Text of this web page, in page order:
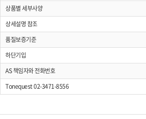
상품별 세부사양
상세설명 참조
품질보증기준
하단기입
AS 책임자와 전화번호
Tonequest 02-3471-8556